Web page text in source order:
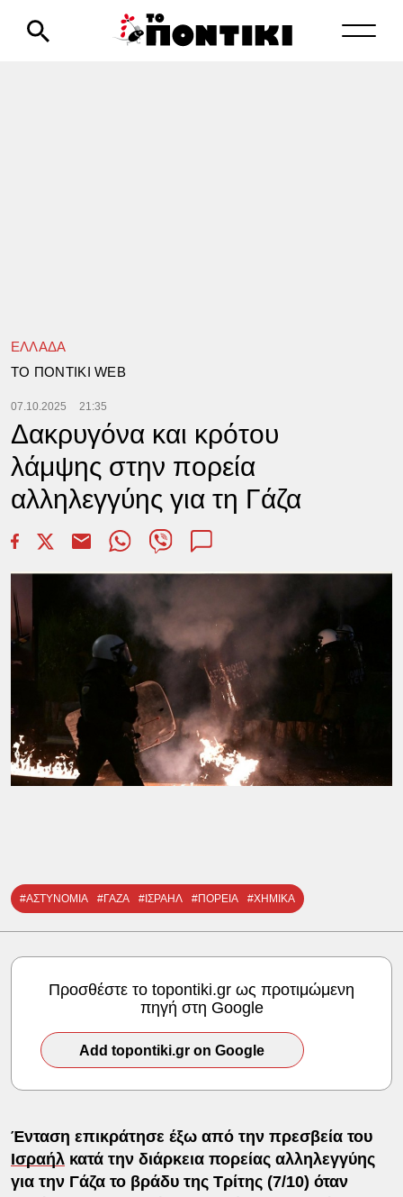
ΕΛΛΑΔΑ
TΟ ΠΟΝΤΙΚΙ WEB
07.10.2025 21:35
Δακρυγόνα και κρότου
λάμψης στην πορεία
αλληλεγγύης για τη Γάζα
#ΑΣΤΥΝΟΜΙΑ #ΓΑΖΑ #ΙΣΡΑΗΛ #ΠΟΡΕΙΑ #ΧΗΜΙΚΑ
Προσθέστε το topontiki.gr ως προτιμώμενη
πηγή στη Google
Add topontiki.gr on Google
Ένταση επικράτησε έξω από την πρεσβεία του
Ισραήλκατά την διάρκεια πορείας αλληλεγγύης
για την Γάζα το βράδυ της Τρίτης (7/10) όταν